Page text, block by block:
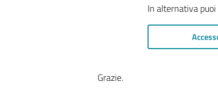
In alternativa
Grazie.